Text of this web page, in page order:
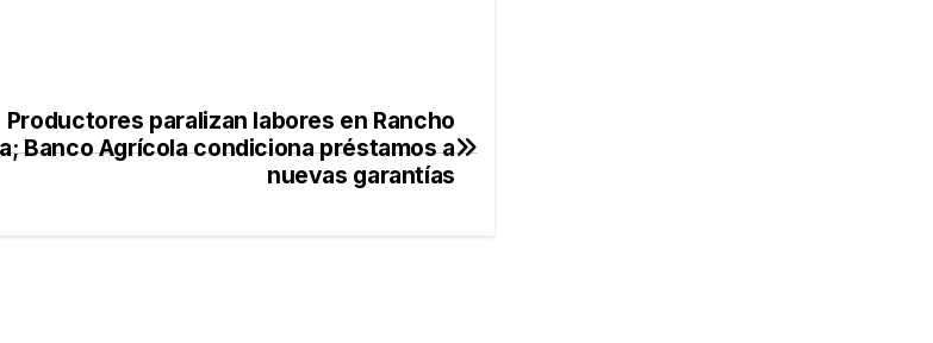
Productores paralizan labores en Rancho
Banco Agrícola condiciona préstamos a
nuevas garantías